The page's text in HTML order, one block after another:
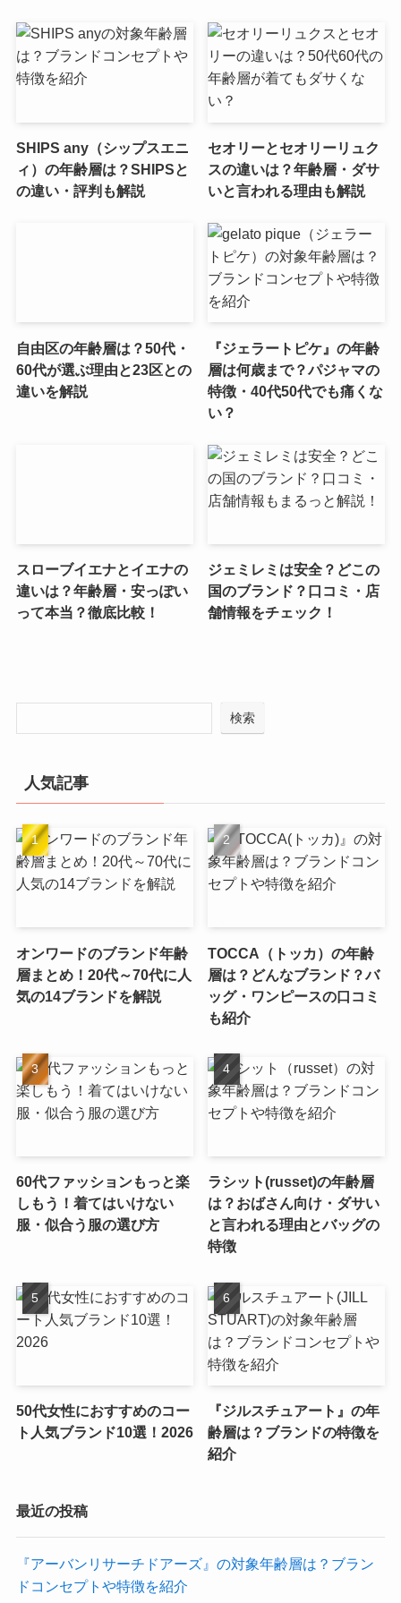
SHIPS any（シップスエニ
ィ）の年齢層は？SHIPSと
の違い・評判も解説
セオリーとセオリーリュク
スの違いは？年齢層・ダサ
いと言われる理由も解説
自由区の年齢層は？50代・
60代が選ぶ理由と23区との
違いを解説
『ジェラートピケ』の年齢
層は何歳まで？パジャマの
特徴・40代50代でも痛くな
い？
スローブイエナとイエナの
違いは？年齢層・安っぽい
って本当？徹底比較！
ジェミレミは安全？どこの
国のブランド？口コミ・店
舗情報をチェック！
検索
人気記事
オンワードのブランド年齢
層まとめ！20代～70代に人
気の14ブランドを解説
TOCCA（トッカ）の年齢
層は？どんなブランド？バ
ッグ・ワンピースの口コミ
も紹介
60代ファッションもっと楽
しもう！着てはいけない
服・似合う服の選び方
ラシット(russet)の年齢層
は？おばさん向け・ダサい
と言われる理由とバッグの
特徴
50代女性におすすめのコー
ト人気ブランド10選！2026
『ジルスチュアート』の年
齢層は？ブランドの特徴を
紹介
最近の投稿
『アーバンリサーチドアーズ』の対象年齢層は？ブラン
ドコンセプトや特徴を紹介